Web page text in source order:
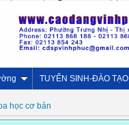
TUYỂN SINH-ĐÀO TẠO
học cơ bản